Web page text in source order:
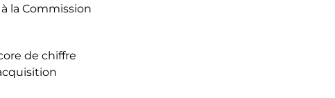
la Commission
de chiffre